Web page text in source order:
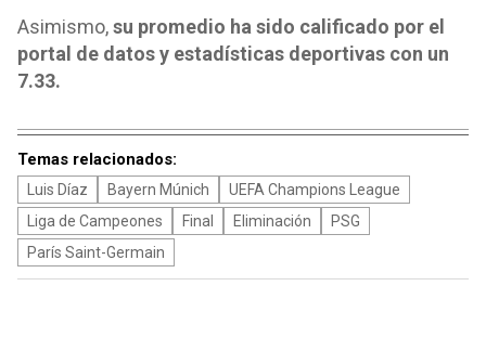
Asimismo,su promedio ha sido calificado por el
portal de datos y estadísticas deportivas con un
7.33.
Temas relacionados:
Luis Díaz Bayern Múnich
UEFA Champions League
Liga de Campeones
Final Eliminación
PSG
París Saint-Germain